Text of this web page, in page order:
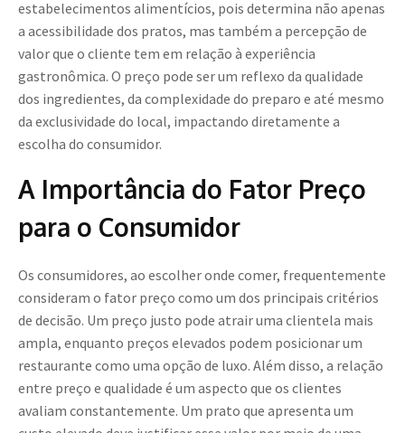
estabelecimentos alimentícios, pois determina não apenas
a acessibilidade dos pratos, mas também a percepção de
valor que o cliente tem em relação à experiência
gastronômica. O preço pode ser um reflexo da qualidade
dos ingredientes, da complexidade do preparo e até mesmo
da exclusividade do local, impactando diretamente a
escolha do consumidor.
A Importância do Fator Preço
para o Consumidor
Os consumidores, ao escolher onde comer, frequentemente
consideram o fator preço como um dos principais critérios
de decisão. Um preço justo pode atrair uma clientela mais
ampla, enquanto preços elevados podem posicionar um
restaurante como uma opção de luxo. Além disso, a relação
entre preço e qualidade é um aspecto que os clientes
avaliam constantemente. Um prato que apresenta um